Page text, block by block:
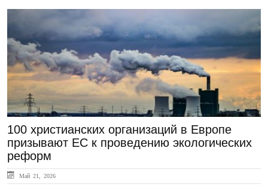
ЛЕНТА НОВОСТЕЙ
100 христианских организаций в Европе
призывают ЕС к проведению экологических
реформ
Май 21, 2026